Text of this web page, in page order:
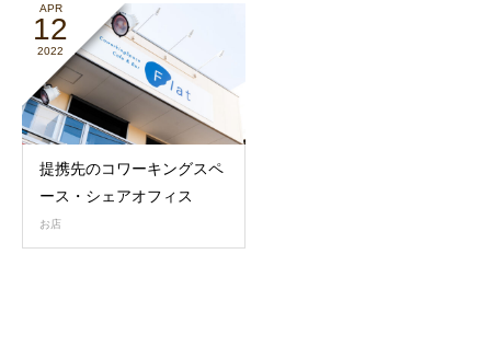
APR
12
2022
提携先のコワーキングスペ
ース・シェアオフィス
お店